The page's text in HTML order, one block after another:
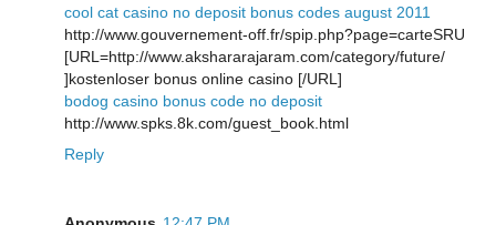
cool cat casino no deposit bonus codes august 2011
http://www.gouvernement-off.fr/spip.php?page=carteSRU
[URL=http://www.akshararajaram.com/category/future/
]kostenloser bonus online casino [/URL]
bodog casino bonus code no deposit
http://www.spks.8k.com/guest_book.html
Reply